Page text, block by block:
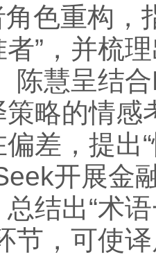
色重构，
”，并梳
陈慧呈结
略的情感
差，提出
开展金
结出“术
节，可使